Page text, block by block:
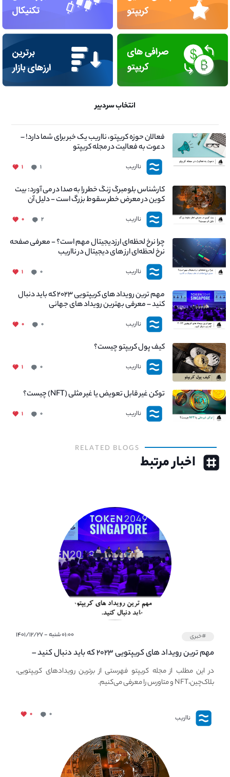
انتخاب سردبیر
فعالان حوزه کریپتو، نااریب یک خبر برای شما دارد! –
دعوت به فعالیت در مجله کریپتو
نااریب ۱ ۱
کارشناس بلومبرگ زنگ خطر را به صدا در می آورد: بیت
کوین در معرض خطر سقوط بزرگ است - دلیل آن
چیست؟
نااریب ۲ ۰
چرا نرخ لحظه‌ای ارزدیجیتال مهم است؟ - معرفی صفحه
نرخ لحظه‌ای ارز های دیجیتال در نااریب
نااریب ۰ ۱
مهم ترین رویداد های کریپتویی ۲۰۲۳ که باید دنبال
کنید – معرفی بهترین رویداد های جهانی
نااریب ۰ ۰
کیف پول کریپتو چیست؟
نااریب ۰ ۱
توکن غیر قابل تعویض یا غیر مثلی (NFT) چیست؟
نااریب ۰ ۱
RELATED BLOGS
اخبار مرتبط
#خبری ۰۱:۰۰ شنبه - ۱۴۰۱/۱۲/۲۷
مهم ترین رویداد های کریپتویی ۲۰۲۳ که باید دنبال کنید –
معرفی بهترین رویداد های جهانی
در این مطلب از مجله کریپتو فهرستی از برترین رویدادهای کریپتویی،
بلاک‌چین،NFT و متاورس را معرفی می‌کنیم.
نااریب ۰ ۰